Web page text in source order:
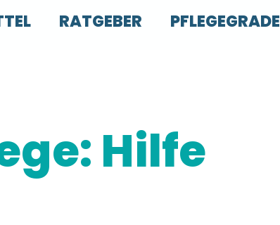
RATGEBER PFLEGEGRADE
Hilfe